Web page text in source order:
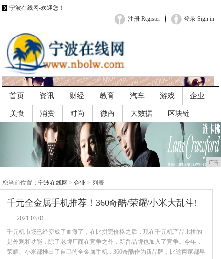
宁波在线网-欢迎您！
登录 Sign in
注册 Register
首页 资讯 财经 教育 汽车 游戏 企业
美食 消费 时尚 微商 大数据 区块链
广告
您当前位置： 宁波在线网 > 企业 > 列表
千元全金属手机推荐！360奇酷/荣耀/小米大乱斗!
2021-03-01
千元机市场已经变成了血海了，在比拼完价格之后，现在千元机产品比拼的
是外观和功能，除了老牌厂商在竞争之外，新晋品牌也加入了竞争。今年，
荣耀、小米都推出了自己的全金属手机，360奇酷作为新品牌，比这两家都早